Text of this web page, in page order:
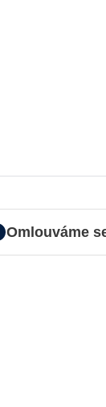
Omlouváme